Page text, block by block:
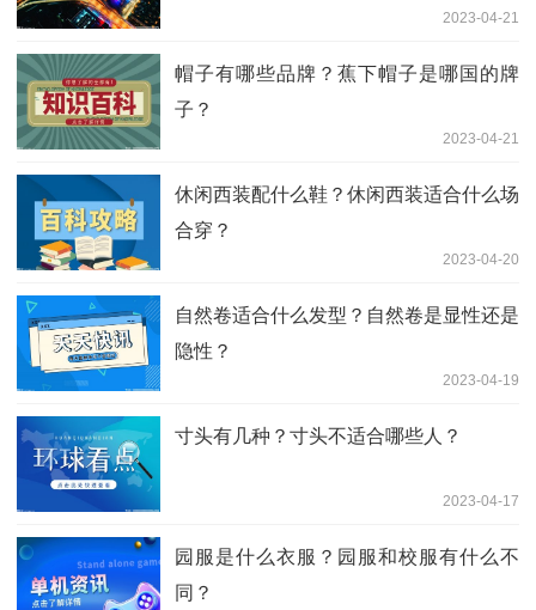
2023-04-21
帽子有哪些品牌？蕉下帽子是哪国的牌
子？
2023-04-21
休闲西装配什么鞋？休闲西装适合什么场
合穿？
2023-04-20
自然卷适合什么发型？自然卷是显性还是
隐性？
2023-04-19
寸头有几种？寸头不适合哪些人？
2023-04-17
园服是什么衣服？园服和校服有什么不
同？